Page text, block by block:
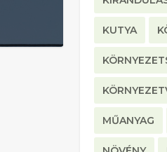
KUTYA
MŰANYAG